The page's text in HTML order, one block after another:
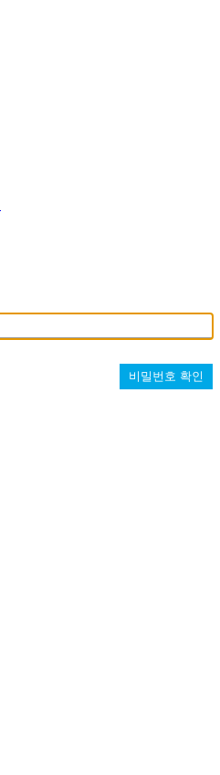
비밀번호 확인